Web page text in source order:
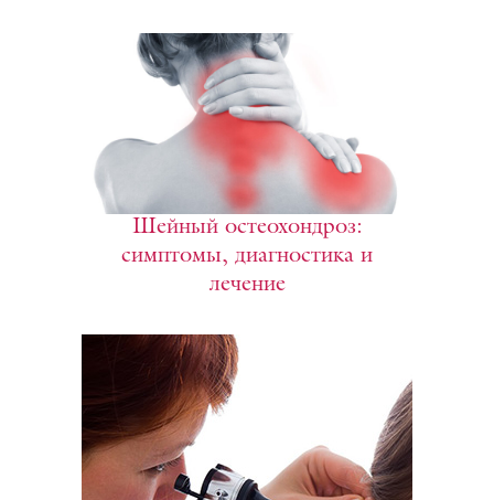
Шейный остеохондроз:
симптомы, диагностика и
лечение